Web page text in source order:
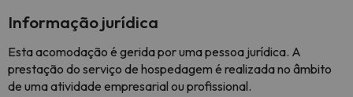
Informação jurídica
Esta acomodação é gerida por uma pessoa jurídica. A
prestação do serviço de hospedagem é realizada no âmbito
de uma atividade empresarial ou profissional.